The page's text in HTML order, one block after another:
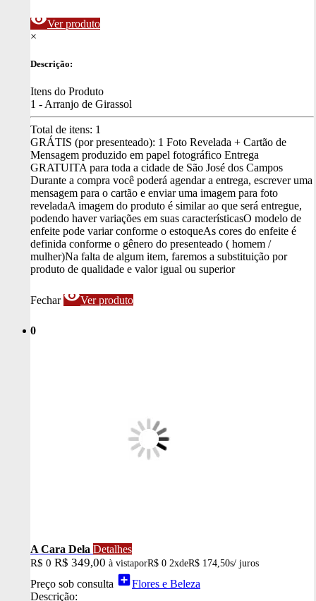
visibilityVer produto
×
Descrição:
Itens do Produto
1 - Arranjo de Girassol
Total de itens: 1
GRÁTIS (por presenteado): 1 Foto Revelada + Cartão de
Mensagem produzido em papel fotográfico Entrega
GRATUITA para toda a cidade de São José dos Campos
Durante a compra você poderá agendar a entrega, escrever uma
mensagem para o cartão e enviar uma imagem para foto
reveladaA imagem do produto é similar ao que será entregue,
podendo haver variações em suas característicasO modelo de
enfeite pode variar conforme o estoqueAs cores do enfeite é
definida conforme o gênero do presenteado ( homem /
mulher)Na falta de algum item, faremos a substituição por
produto de qualidade e valor igual ou superior
Fechar visibilityVer produto
0
A Cara Dela Detalhes
R$ 0 R$ 349,00 à vistaporR$ 0 2xdeR$ 174,50s/ juros
Preço sob consulta add_boxFlores e Beleza
Descrição: